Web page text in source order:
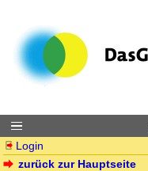
Login
zurück zur Hauptseite